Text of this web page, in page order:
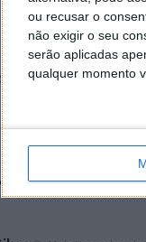
ou recusar o
não exigir o seu
serão aplicadas
qualquer momento
7 de Novembro de 2005 às
que ainda não me
11 de Novembro de 2005